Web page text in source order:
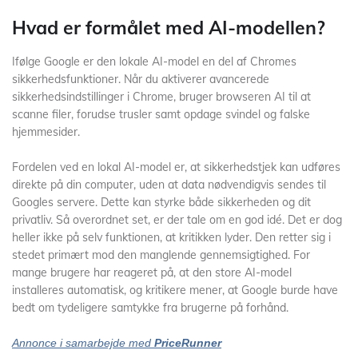
Hvad er formålet med AI-modellen?
Ifølge Google er den lokale AI-model en del af Chromes
sikkerhedsfunktioner. Når du aktiverer avancerede
sikkerhedsindstillinger i Chrome, bruger browseren AI til at
scanne filer, forudse trusler samt opdage svindel og falske
hjemmesider.
Fordelen ved en lokal AI-model er, at sikkerhedstjek kan udføres
direkte på din computer, uden at data nødvendigvis sendes til
Googles servere. Dette kan styrke både sikkerheden og dit
privatliv. Så overordnet set, er der tale om en god idé. Det er dog
heller ikke på selv funktionen, at kritikken lyder. Den retter sig i
stedet primært mod den manglende gennemsigtighed. For
mange brugere har reageret på, at den store AI-model
installeres automatisk, og kritikere mener, at Google burde have
bedt om tydeligere samtykke fra brugerne på forhånd.
Annonce i samarbejde med PriceRunner